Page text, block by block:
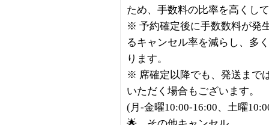
ため、手数料の比率を高くし
※ 予約確定後に手数数料が発
るキャンセル率を減らし、多
ります。
※ 席確定以降でも、発送まで
いただく場合もございます。
(月-金曜10:00-16:00、土曜